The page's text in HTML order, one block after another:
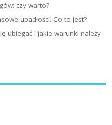
czy warto?
upadłości. Co to jest?
ubiegać i jakie warunki należy